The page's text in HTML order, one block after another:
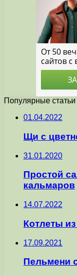
Популярные статьи
01.04.2022
Щи с
31.01.2020
Простой
кальмаров
14.07.2022
Котлеты
17.09.2021
Пельмени